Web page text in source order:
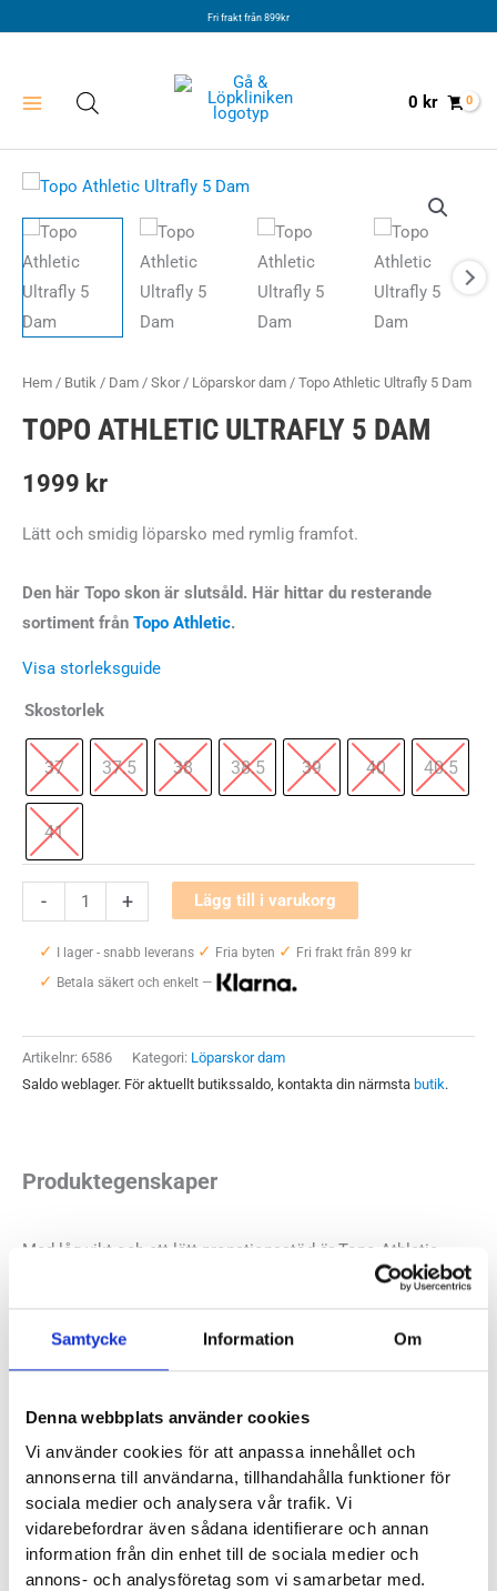
Samtycke Information Om
Denna webbplats använder cookies
Vi använder cookies för att anpassa innehållet och
annonserna till användarna, tillhandahålla funktioner för
sociala medier och analysera vår trafik. Vi
vidarebefordrar även sådana identifierare och annan
information från din enhet till de sociala medier och
annons- och analysföretag som vi samarbetar med.
Fri frakt från 899kr
0 kr
Hem / Butik / Dam / Skor/ Löparskor dam / Topo Athletic Ultrafly 5 Dam
TOPO ATHLETIC ULTRAFLY 5 DAM
1999 kr
Lätt och smidig löparsko med rymlig framfot.
Den här Topo skon är slutsåld. Här hittar du resterande
sortiment från Topo Athletic.
Visa storleksguide
Skostorlek
37 37.5 38 38.5 39 40 40.5
41
-
Athletic
Ultrafly
+ Lägg till i varukorg
✓ I lager - snabb leverans ✓ Fria byten ✓ Fri frakt från 899 kr
✓ Betala säkert och enkelt —
Artikelnr: 6586 Kategori: Löparskor dam
Saldo weblager. För aktuellt butikssaldo, kontakta din närmsta butik.
Produktegenskaper
Med låg vikt och ett lätt pronationsstöd är Topo Athletic
Ultrafly 5 en modell som många trivs med. Årets variant har
fått två millimeter tjockare mellansula och därmed mer
dämpning än sin föregångare. Ultrafly 5 är en löparsko för dig
som vill ha mer utrymme över framfoten utan att skon blir
Läst:Normal, bred
Fotvalv:Normala, låga
Stabilitet: Pronation
Vikt:
227 g
Höjd:Häl 30 mm – Framfot 25 mm